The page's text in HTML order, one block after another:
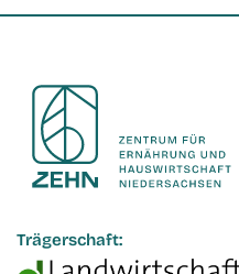
Trägerschaft: